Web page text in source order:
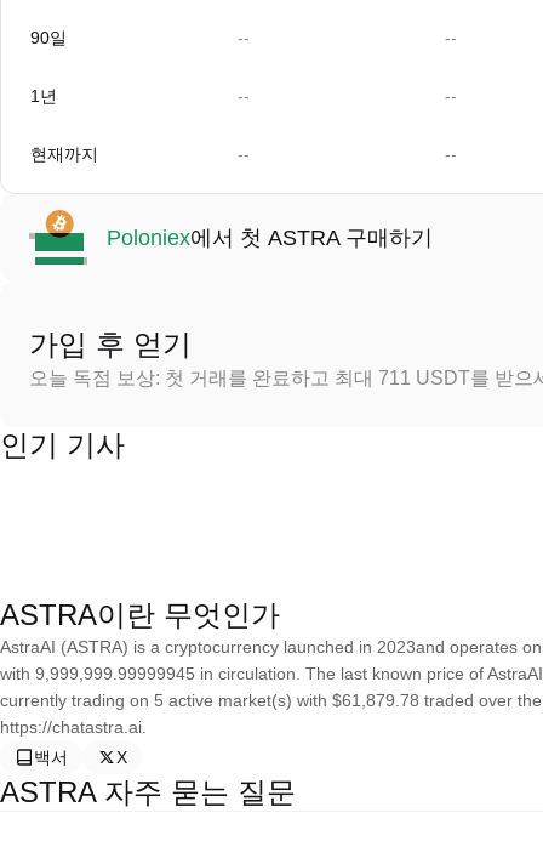
90일 -- --
1년 -- --
현재까지 -- --
Poloniex에서 첫 ASTRA 구매하기
가입 후 얻기
오늘 독점 보상: 첫 거래를 완료하고 최대 711 USDT를 받으
인기 기사
ASTRA이란 무엇인가
AstraAI (ASTRA) is a cryptocurrency launched in 2023and operates
with 9,999,999.99999945 in circulation. The last known price of
currently trading on 5 active market(s) with $61,879.78 traded over
https://chatastra.ai.
백서
X
ASTRA 자주 묻는 질문